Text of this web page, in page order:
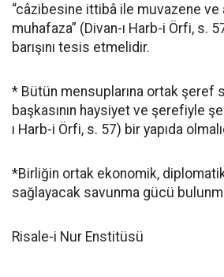
“câzibesine ittibâ ile muvazene ve
muhafaza” (Divan-ı Harb-i Örfi, s.
barışını tesis etmelidir.
* Bütün mensuplarına ortak şeref
başkasının haysiyet ve şerefiyle
ı Harb-i Örfi, s. 57) bir yapıda
*Birliğin ortak ekonomik, diplomatik
sağlayacak savunma gücü
Risale-i Nur Enstitüsü